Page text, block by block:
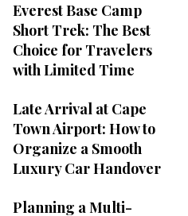
Everest Base Camp
Short Trek: The Best
Choice for Travelers
with Limited Time
Late Arrival at Cape
Town Airport: How to
Organize a Smooth
Luxury Car Handover
Planning a Multi-